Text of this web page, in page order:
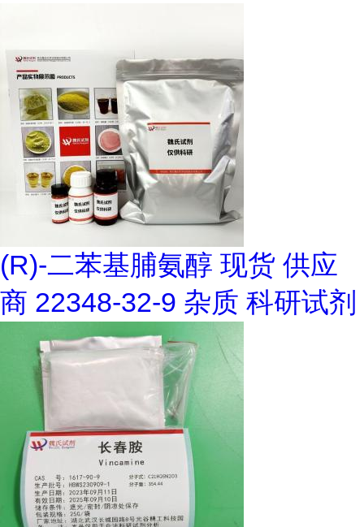
(R)-二苯基脯氨醇 现货 供应
商 22348-32-9 杂质 科研试剂